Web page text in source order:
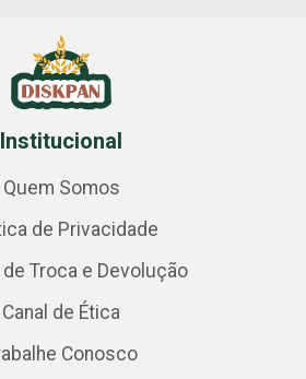
Institucional
Quem Somos
de Privacidade
Troca e Devolução
Canal de Ética
Conosco